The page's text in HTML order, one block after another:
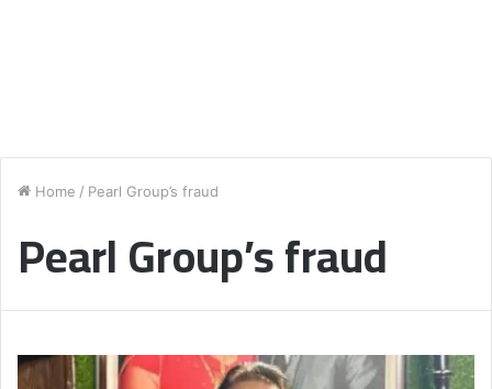
Home / Pearl Group’s fraud
Pearl Group’s fraud